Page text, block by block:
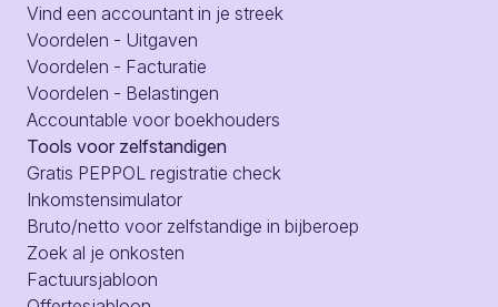
Vind een accountant in je streek
Voordelen - Uitgaven
Voordelen - Facturatie
Voordelen - Belastingen
Accountable voor boekhouders
Tools voor zelfstandigen
Gratis PEPPOL registratie check
Inkomstensimulator
Bruto/netto voor zelfstandige in bijberoep
Zoek al je onkosten
Factuursjabloon